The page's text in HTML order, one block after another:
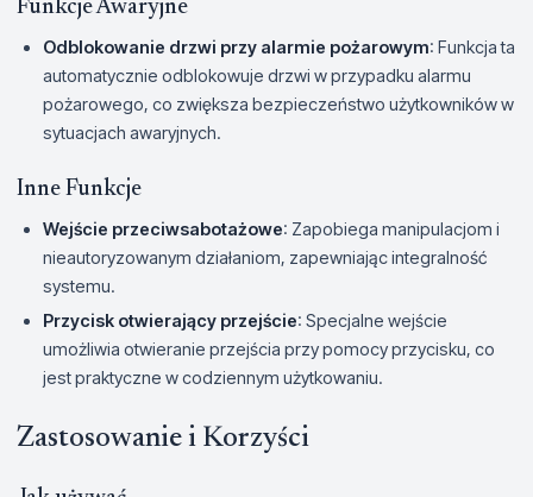
Funkcje Awaryjne
Odblokowanie drzwi przy alarmie pożarowym: Funkcja ta
automatycznie odblokowuje drzwi w przypadku alarmu
pożarowego, co zwiększa bezpieczeństwo użytkowników w
sytuacjach awaryjnych.
Inne Funkcje
Wejście przeciwsabotażowe: Zapobiega manipulacjom i
nieautoryzowanym działaniom, zapewniając integralność
systemu.
Przycisk otwierający przejście: Specjalne wejście
umożliwia otwieranie przejścia przy pomocy przycisku, co
jest praktyczne w codziennym użytkowaniu.
Zastosowanie i Korzyści